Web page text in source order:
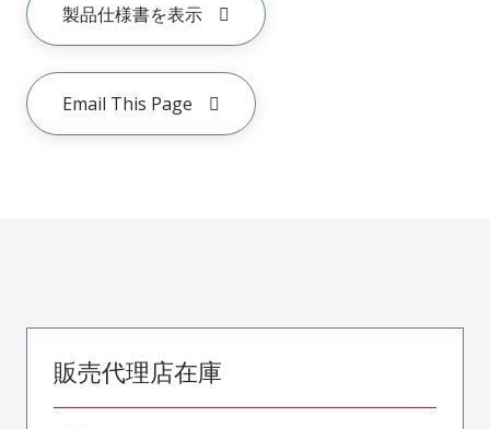
製品仕様書を表示
Email This Page
販売代理店在庫